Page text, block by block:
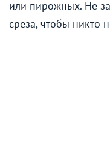
или пирожных. Не
среза, чтобы никто